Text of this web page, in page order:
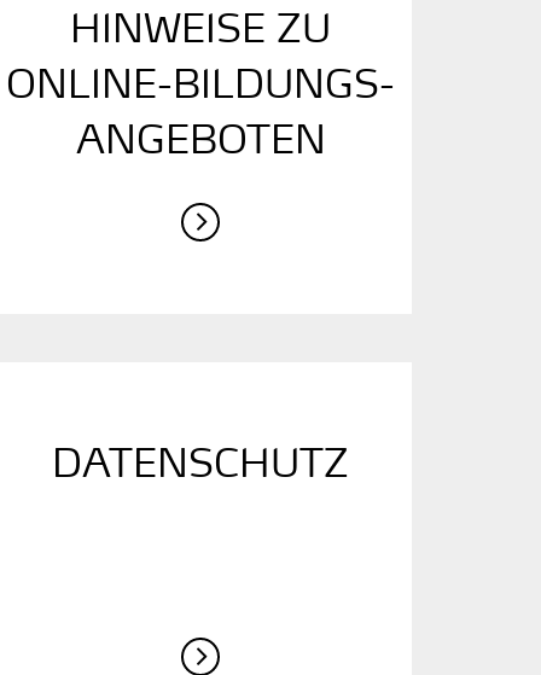
HINWEISE ZU
ONLINE-BILDUNGS­
ANGEBOTEN
DATENSCHUTZ